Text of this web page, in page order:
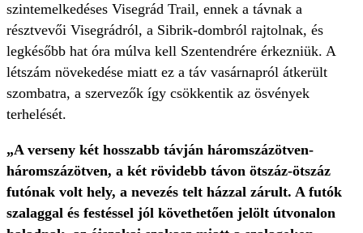
szintemelkedéses Visegrád Trail, ennek a távnak a
résztvevői Visegrádról, a Sibrik-dombról rajtolnak, és
legkésőbb hat óra múlva kell Szentendrére érkezniük. A
létszám növekedése miatt ez a táv vasárnapról átkerült
szombatra, a szervezők így csökkentik az ösvények
terhelését.
„A verseny két hosszabb távján háromszázötven-
háromszázötven, a két rövidebb távon ötszáz-ötszáz
futónak volt hely, a nevezés telt házzal zárult. A futók
szalaggal és festéssel jól követhetően jelölt útvonalon